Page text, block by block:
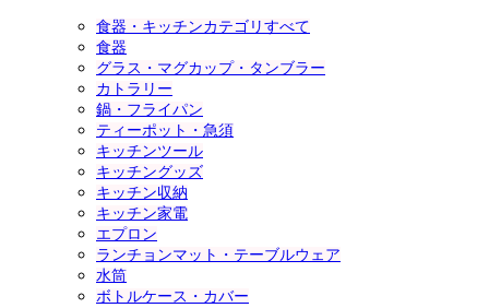
食器・キッチンカテゴリすべて
食器
グラス・マグカップ・タンブラー
カトラリー
鍋・フライパン
ティーポット・急須
キッチンツール
キッチングッズ
キッチン収納
キッチン家電
エプロン
ランチョンマット・テーブルウェア
水筒
ボトルケース・カバー